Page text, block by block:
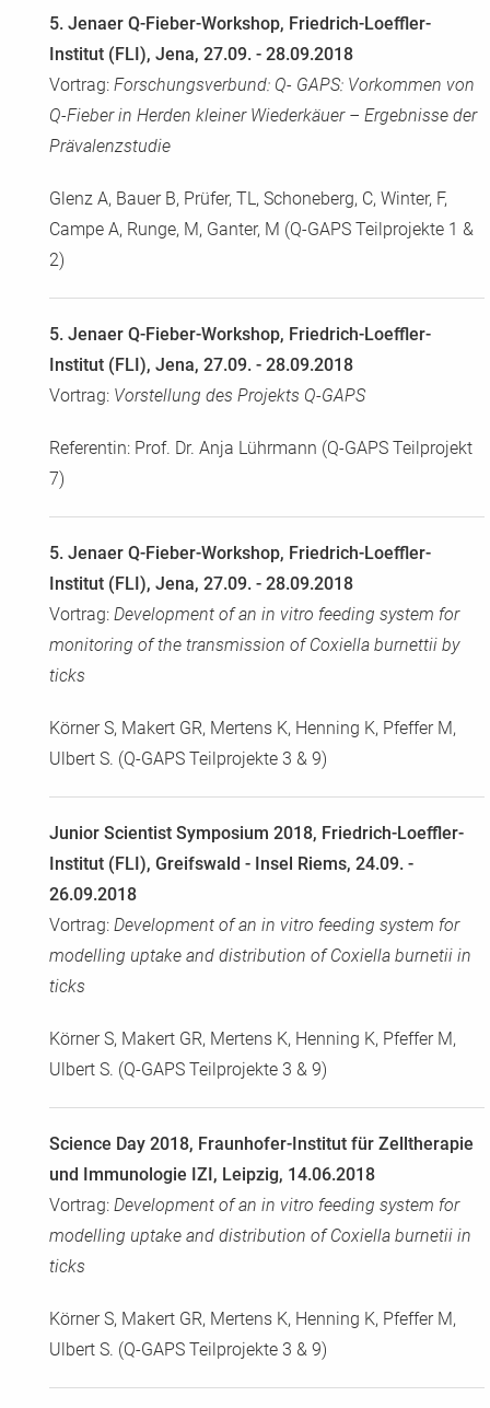
5. Jenaer Q-Fieber-Workshop, Friedrich-Loeffler-
Institut (FLI), Jena, 27.09. - 28.09.2018
Vortrag: Forschungsverbund: Q- GAPS: Vorkommen von
Q-Fieber in Herden kleiner Wiederkäuer – Ergebnisse der
Prävalenzstudie
Glenz A, Bauer B, Prüfer, TL, Schoneberg, C, Winter, F,
Campe A, Runge, M, Ganter, M (Q-GAPS Teilprojekte 1 &
2)
5. Jenaer Q-Fieber-Workshop, Friedrich-Loeffler-
Institut (FLI), Jena, 27.09. - 28.09.2018
Vortrag: Vorstellung des Projekts Q-GAPS
Referentin: Prof. Dr. Anja Lührmann (Q-GAPS Teilprojekt
7)
5. Jenaer Q-Fieber-Workshop, Friedrich-Loeffler-
Institut (FLI), Jena, 27.09. - 28.09.2018
Vortrag: Development of an in vitro feeding system for
monitoring of the transmission of Coxiella burnettii by
ticks
Körner S, Makert GR, Mertens K, Henning K, Pfeffer M,
Ulbert S. (Q-GAPS Teilprojekte 3 & 9)
Junior Scientist Symposium 2018, Friedrich-Loeffler-
Institut (FLI), Greifswald - Insel Riems, 24.09. -
26.09.2018
Vortrag: Development of an in vitro feeding system for
modelling uptake and distribution of Coxiella burnetii in
ticks
Körner S, Makert GR, Mertens K, Henning K, Pfeffer M,
Ulbert S. (Q-GAPS Teilprojekte 3 & 9)
Science Day 2018, Fraunhofer-Institut für Zelltherapie
und Immunologie IZI, Leipzig, 14.06.2018
Vortrag: Development of an in vitro feeding system for
modelling uptake and distribution of Coxiella burnetii in
ticks
Körner S, Makert GR, Mertens K, Henning K, Pfeffer M,
Ulbert S. (Q-GAPS Teilprojekte 3 & 9)